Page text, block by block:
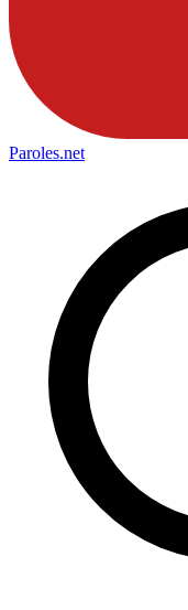
Paroles.net